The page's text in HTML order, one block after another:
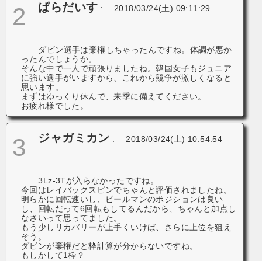
2 ぱらだいす : 2018/03/24(土) 09:11:29
ダビン選手は棄権しちゃったんですね。体調が悪か
ったんでしょうか。
そんな中で一人で頑張りましたね。韓国女子もジュニア
に強い選手がいますから、これから競争が激しくなると
思います。
まずはゆっくり休んで、来季に備えてください。
お疲れ様でした。
3 ジャガミカン : 2018/03/24(土) 10:54:54
3Lz-3Tが入らなかったですね。
今回はレイバックスピンでちゃんと評価されましたね。
明らかに回転速いし、ビールマンのポジションは良い
し、回転だって6回転もしてるんだから、ちゃんと加点し
なさいって思ってました。
もう少しリカバリーが上手くいけば、さらに上位を狙え
そう。
ダビンが棄権だと枠計算が分からないですね。
もしかして1枠？